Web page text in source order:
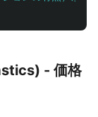
- 価格